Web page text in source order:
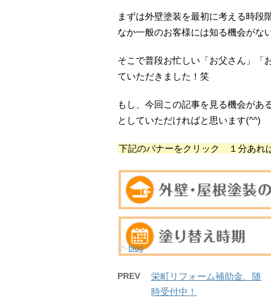
まずは外壁塗装を最初に考える時段
なか一般のお客様には知る機会がな
そこで普段お忙しい「お父さん」「
ていただきました！笑
もし、今回この記事を見る機会があ
としていただければと思います(^^)
下記のバナーをクリック １分あれ
-blog
PREV
栄町リフォーム補助金、随
時受付中！